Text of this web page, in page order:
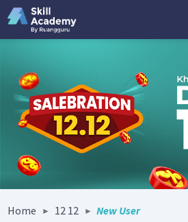
Home 12 12 New User